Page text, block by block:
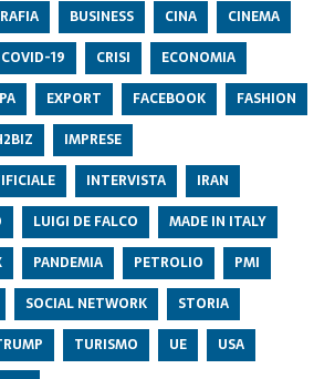
BUSINESS CINA
CINEMA
COVID-19 CRISI
ECONOMIA
EXPORT FACEBOOK
FASHION
IMPRESE
INTERVISTA
IRAN
LUIGI DE FALCO
MADE IN ITALY
PANDEMIA PETROLIO
PMI
SOCIAL NETWORK
STORIA
TURISMO UE
USA